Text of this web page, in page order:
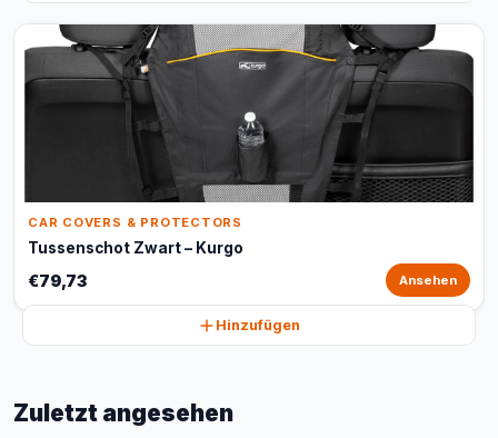
CAR COVERS & PROTECTORS
Tussenschot Zwart – Kurgo
€79,73 Ansehen
Hinzufügen
Zuletzt angesehen